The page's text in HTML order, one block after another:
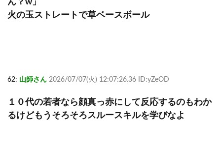
ん？w」
火の玉ストレートで草ベースボール
62: 山師さん 2026/07/07(火) 12:07:26.36 ID:yZeOD
１０代の若者なら顔真っ赤にして反応するのもわか
るけどもうそろそろスルースキルを学びなよ